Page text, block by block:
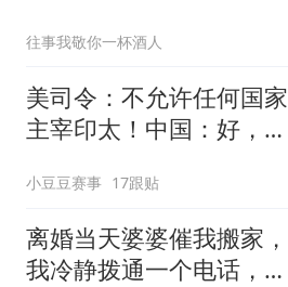
往事我敬你一杯酒人
美司令：不允许任何国家
主宰印太！中国：好，轰
小豆豆赛事 17跟贴
离婚当天婆婆催我搬家，
我冷静拨通一个电话，全